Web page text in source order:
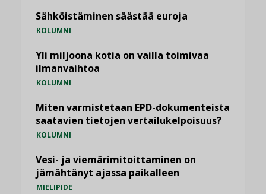
Sähköistäminen säästää euroja
KOLUMNI
Yli miljoona kotia on vailla toimivaa
ilmanvaihtoa
KOLUMNI
Miten varmistetaan EPD-dokumenteista
saatavien tietojen vertailukelpoisuus?
KOLUMNI
Vesi- ja viemärimitoittaminen on
jämähtänyt ajassa paikalleen
MIELIPIDE